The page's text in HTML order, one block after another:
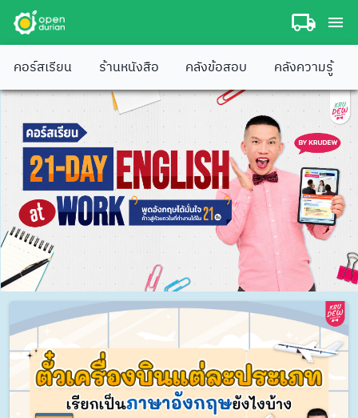
คอร์สเรียน ร้านหนังสือ คลังข้อสอบ คลังความรู้